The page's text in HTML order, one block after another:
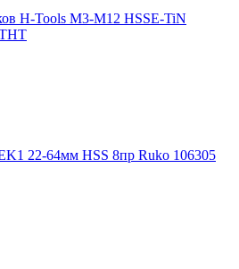
H-Tools M3-M12 HSSE-TiN
22-64мм HSS 8пр Ruko 106305